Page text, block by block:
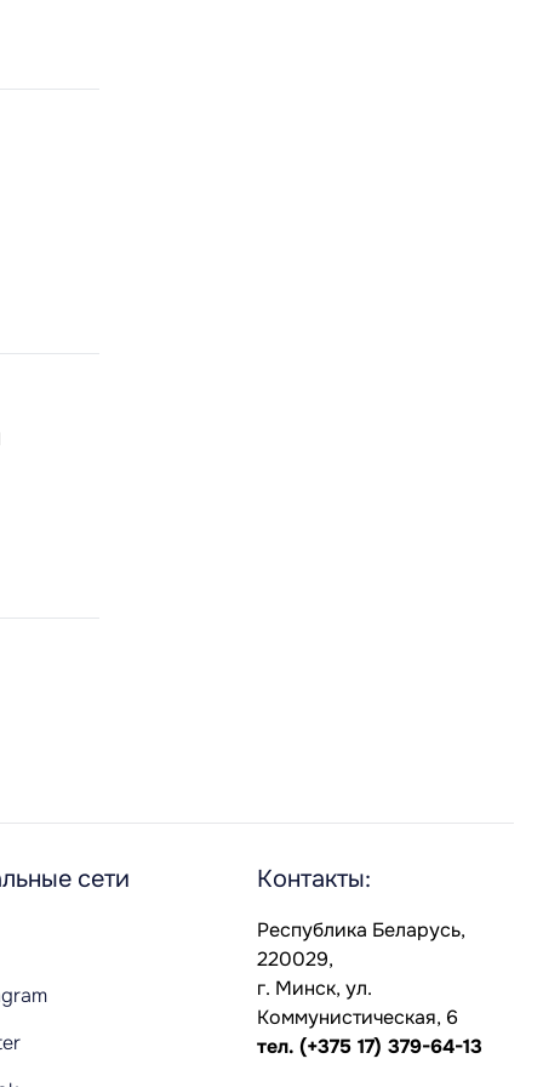
сети Контакты:
Республика Беларусь,
220029,
г. Минск, ул.
Коммунистическая, 6
тел. (+375 17) 379-64-13